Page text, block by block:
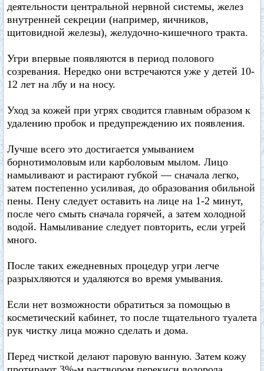
деятельности центральной нервной системы, желез
внутренней секреции (например, яичников,
щитовидной железы), желудочно-кишечного тракта.
Угри впервые появляются в период полового
созревания. Нередко они встречаются уже у детей 10-
12 лет на лбу и на носу.
Уход за кожей при угрях сводится главным образом к
удалению пробок и предупреждению их появления.
Лучше всего это достигается умыванием
борнотимоловым или карболовым мылом. Лицо
намыливают и растирают губкой — сначала легко,
затем постепенно усиливая, до образования обильной
пены. Пену следует оставить на лице на 1-2 минут,
после чего смыть сначала горячей, а затем холодной
водой. Намыливание следует повторить, если угрей
много.
После таких ежедневных процедур угри легче
разрыхляются и удаляются во время умывания.
Если нет возможности обратиться за помощью в
косметический кабинет, то после тщательного туалета
рук чистку лица можно сделать и дома.
Перед чисткой делают паровую ванную. Затем кожу